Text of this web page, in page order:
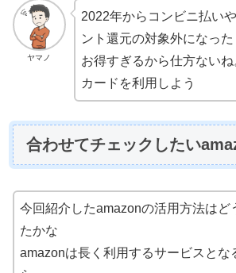
ヤマノ
2022年からコンビニ払い
ント還元の対象外になった
お得すぎるから仕方ない
カードを利用しよう
合わせてチェックしたい
今回紹介したamazonの活用方法はど
たかな
amazonは長く利用するサービスとな